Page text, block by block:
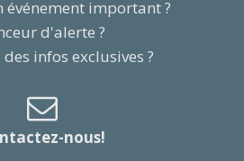
événement important ?
d'alerte ?
des infos exclusives ?
nous!